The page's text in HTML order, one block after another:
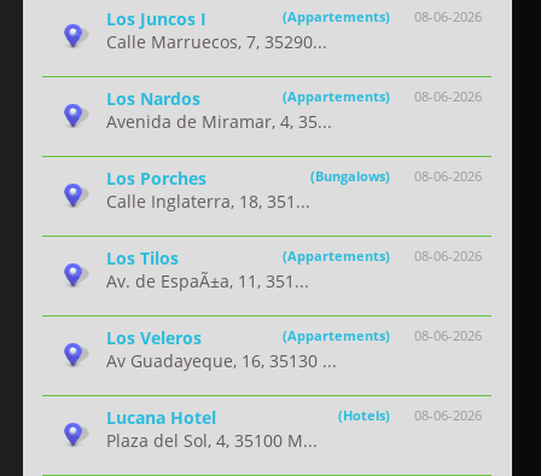
08-06-2026
Los Juncos I (Appartements)
Calle Marruecos, 7, 35290...
08-06-2026
Los Nardos (Appartements)
Avenida de Miramar, 4, 35...
08-06-2026
Los Porches (Bungalows)
Calle Inglaterra, 18, 351...
08-06-2026
Los Tilos (Appartements)
Av. de EspaÃ±a, 11, 351...
08-06-2026
Los Veleros (Appartements)
Av Guadayeque, 16, 35130 ...
08-06-2026
Lucana Hotel (Hotels)
Plaza del Sol, 4, 35100 M...